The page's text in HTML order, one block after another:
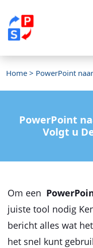
Home > PowerPoint
PowerPoint
Volgt u
Om een
juiste tool nodig
bericht alles wat
het snel kunt